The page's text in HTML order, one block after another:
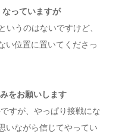
なっていますが
いうのはないですけど、
い位置に置いてくださっ
をお願いします
すが、やっぱり接戦にな
いながら信じてやってい